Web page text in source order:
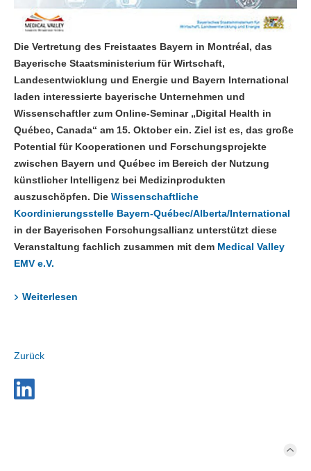
Die Vertretung des Freistaates Bayern in Montréal, das
Bayerische Staatsministerium für Wirtschaft,
Landesentwicklung und Energie und Bayern International
laden interessierte bayerische Unternehmen und
Wissenschaftler zum Online-Seminar „Digital Health in
Québec, Canada“ am 15. Oktober ein. Ziel ist es, das große
Potential für Kooperationen und Forschungsprojekte
zwischen Bayern und Québec im Bereich der Nutzung
künstlicher Intelligenz bei Medizinprodukten
auszuschöpfen. Die Wissenschaftliche
Koordinierungsstelle Bayern-Québec/Alberta/International
in der Bayerischen Forschungsallianz unterstützt diese
Veranstaltung fachlich zusammen mit dem Medical Valley
EMV e.V.
Weiterlesen
Zurück